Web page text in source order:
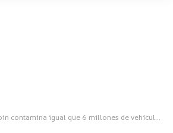
contamina igual que 6 millones de vehículos